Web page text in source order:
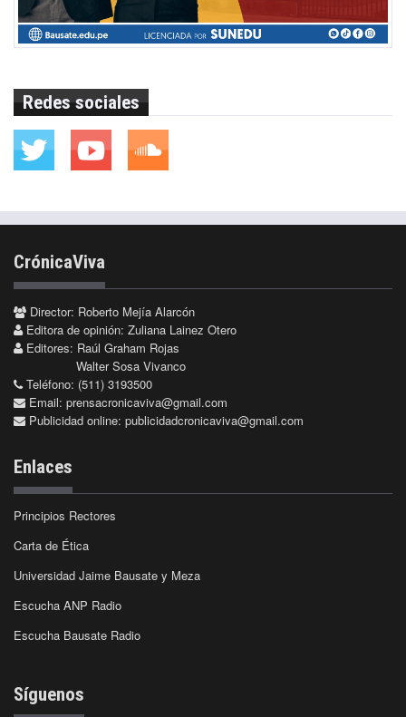
Redes sociales
CrónicaViva
Director: Roberto Mejía Alarcón
Editora de opinión: Zuliana Lainez Otero
Editores: Raúl Graham Rojas
Walter Sosa Vivanco
Teléfono: (511) 3193500
Email: prensacronicaviva@gmail.com
Publicidad online: publicidadcronicaviva@gmail.com
Enlaces
Principios Rectores
Carta de Ética
Universidad Jaime Bausate y Meza
Escucha ANP Radio
Escucha Bausate Radio
Síguenos